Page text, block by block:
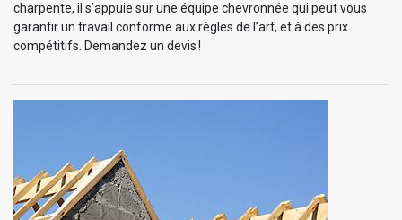
charpente, il s’appuie sur une équipe chevronnée qui peut vous
garantir un travail conforme aux règles de l’art, et à des prix
compétitifs. Demandez un devis !